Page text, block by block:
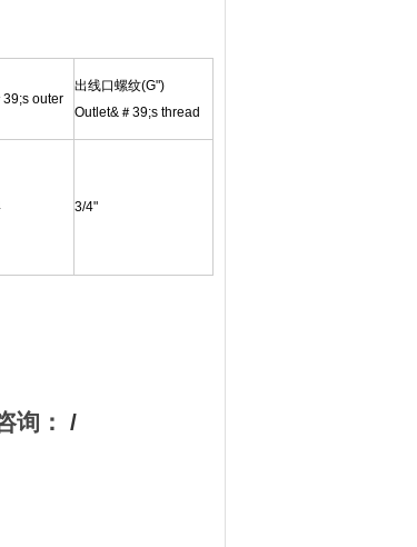
outer
出线口螺纹(G")
Outlet&＃39;s thread
3/4"
询： /